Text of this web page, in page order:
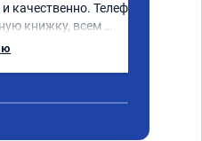
качественно. Телефон
книжку, всем
вот поеду в ближайшее